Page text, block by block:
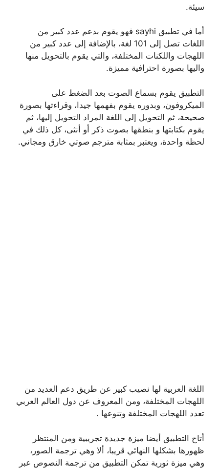
سيئة.
أما في تطبيق sayhi فهو يقوم بدعم عدد كبير من
اللغات تصل إلى 101 لغة، بالإضافة إلى عدد كبير من
اللهجات واللكنات المختلفة، والتي يقوم بالتحويل منها
واليها بصورة احترافية مميزة.
التطبيق يقوم بسماع الصوت بعد الضغط على
الميكروفون، وبدوره يقوم بفهمها جيدا، وقراءتها بصورة
صحيحة، ثم التحويل إلى اللغة المراد التحويل إليها، ثم
يقوم بكتابتها و بنطقها بصوت ذكر أو أنثى، كل ذلك في
لحظة واحدة، ويعتبر بمثابة مترجم صوتي خارق ومجاني.
اللغة العربية لها نصيب كبير عن طريق دعم العديد من
اللهجات المختلفة، ومن المعروف عن دول العالم العربي
تعدد اللهجات المختلفة وتنوعها .
أتاح التطبيق أيضا ميزة جديدة تجريبية ومن المنتظر
ظهورها بشكلها النهائي قريبا، ألا وهي ترجمة الصور،
وهي ميزة ثورية تمكن التطبيق من ترجمة النصوص عبر